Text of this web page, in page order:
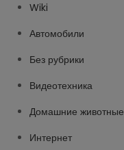
Wiki
Автомобили
Без рубрики
Видеотехника
Домашние животные
Интернет